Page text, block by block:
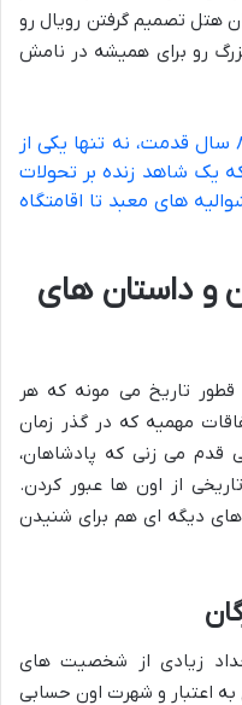
هتل تصمیم گرفتن رویال رو
رو برای همیشه در نامش
هتل آنجل اند رویال، با بیش از ۸۰۰ سال قدمت، نه تنها یکی از
یک شاهد زنده بر تحولات
های معبد تا اقامتگاه
و داستان های
تاریخ می مونه که هر
مهمیه که در گذر زمان
قدم می زنی که پادشاهان،
از اون ها عبور کردن.
دیگه ای هم برای شنیدن
زیادی از شخصیت های
اعتبار و شهرت اون حسابی